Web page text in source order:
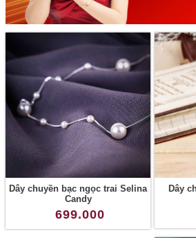
Dây chuyền bạc ngọc trai Selina
Candy
699.000
Dây